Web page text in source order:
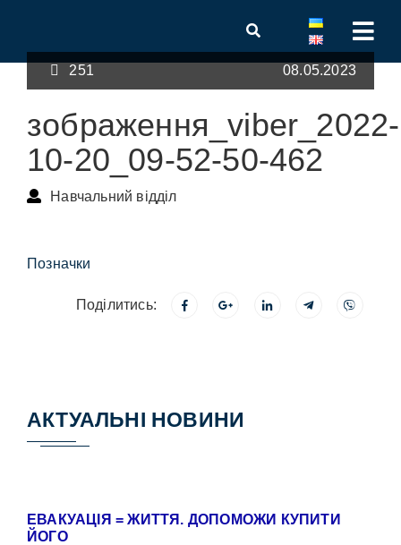
251 08.05.2023
зображення_viber_2022-
10-20_09-52-50-462
Навчальний відділ
Позначки
Поділитись:
АКТУАЛЬНІ НОВИНИ
ЕВАКУАЦІЯ = ЖИТТЯ. ДОПОМОЖИ КУПИТИ
ЙОГО